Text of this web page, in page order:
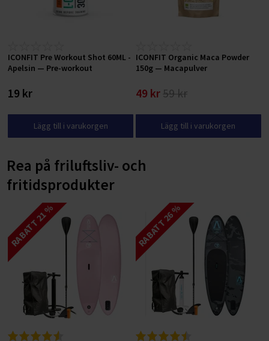
ICONFIT Pre Workout Shot 60ML -
Apelsin — Pre-workout
19 kr
Lägg till i varukorgen
ICONFIT Organic Maca Powder
150g — Macapulver
49 kr59 kr
Lägg till i varukorgen
Rea på friluftsliv- och
fritidsprodukter
RABATT 21 % RABATT 26 %